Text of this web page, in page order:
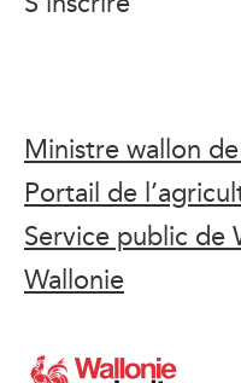
Ministre wallon
Portail de
Service public de
Wallonie